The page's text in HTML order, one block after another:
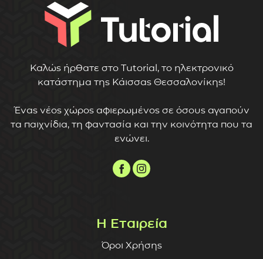
Καλώς ήρθατε στο Tutorial, το ηλεκτρονικό
κατάστημα της Κάισσας Θεσσαλονίκης!
Ένας νέος χώρος αφιερωμένος σε όσους αγαπούν
τα παιχνίδια, τη φαντασία και την κοινότητα που τα
ενώνει.
Η Εταιρεία
Όροι Χρήσης